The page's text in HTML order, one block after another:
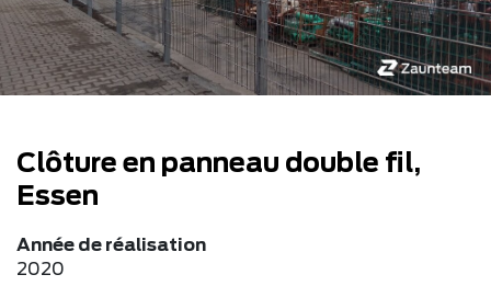
Clôture en panneau double fil,
Essen
Année de réalisation
2020